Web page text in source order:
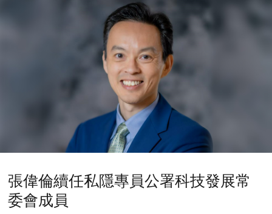
張偉倫續任私隱專員公署科技發展常
委會成員